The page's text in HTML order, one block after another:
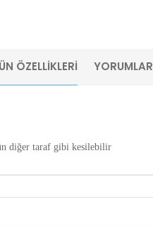
ÖZELLIKLERI YORUMLAR
diğer taraf gibi kesilebilir